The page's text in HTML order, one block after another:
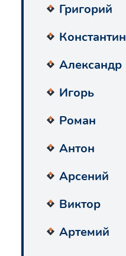
Григорий
Константин
Александр
Игорь
Роман
Антон
Арсений
Виктор
Артемий